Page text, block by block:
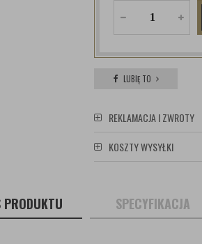
LUBIĘ TO
REKLAMACJA I ZWROTY
KOSZTY WYSYŁKI
PRODUKTU SPECYFIKACJA